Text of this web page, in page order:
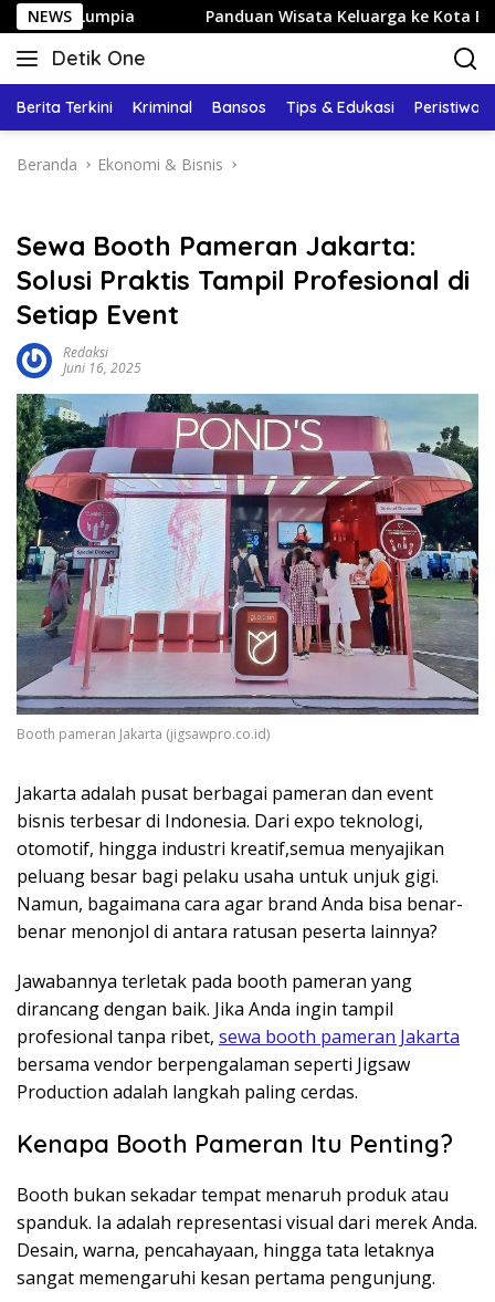
Langsung
ke
konten
NEWSPanduan Wisata Keluarga ke Kota Batu: Itinerary
Detik One
Tajam
Fakta
Berita Terkini Kriminal Bansos Tips & Edukasi Peristiwa
Beranda Ekonomi & Bisnis
Sewa Booth Pameran Jakarta:
Solusi Praktis Tampil Profesional di
Setiap Event
Redaksi
Juni 16, 2025
Booth pameran Jakarta (jigsawpro.co.id)
Jakarta adalah pusat berbagai pameran dan event
bisnis terbesar di Indonesia. Dari expo teknologi,
otomotif, hingga industri kreatif,semua menyajikan
peluang besar bagi pelaku usaha untuk unjuk gigi.
Namun, bagaimana cara agar brand Anda bisa benar-
benar menonjol di antara ratusan peserta lainnya?
Jawabannya terletak pada booth pameran yang
dirancang dengan baik. Jika Anda ingin tampil
profesional tanpa ribet, sewa booth pameran Jakarta
bersama vendor berpengalaman seperti Jigsaw
Production adalah langkah paling cerdas.
Kenapa Booth Pameran Itu Penting?
Booth bukan sekadar tempat menaruh produk atau
spanduk. Ia adalah representasi visual dari merek Anda.
Desain, warna, pencahayaan, hingga tata letaknya
sangat memengaruhi kesan pertama pengunjung.